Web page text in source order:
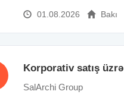
01.08.2026 Bakı
Korporativ satış
SalArchi Group